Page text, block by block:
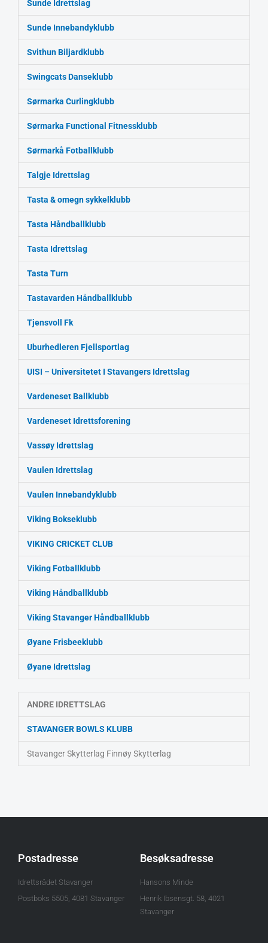
Sunde Idrettslag
Sunde Innebandyklubb
Svithun Biljardklubb
Swingcats Danseklubb
Sørmarka Curlingklubb
Sørmarka Functional Fitnessklubb
Sørmarkå Fotballklubb
Talgje Idrettslag
Tasta & omegn sykkelklubb
Tasta Håndballklubb
Tasta Idrettslag
Tasta Turn
Tastavarden Håndballklubb
Tjensvoll Fk
Uburhedleren Fjellsportlag
UISI – Universitetet I Stavangers Idrettslag
Vardeneset Ballklubb
Vardeneset Idrettsforening
Vassøy Idrettslag
Vaulen Idrettslag
Vaulen Innebandyklubb
Viking Bokseklubb
VIKING CRICKET CLUB
Viking Fotballklubb
Viking Håndballklubb
Viking Stavanger Håndballklubb
Øyane Frisbeeklubb
Øyane Idrettslag
ANDRE IDRETTSLAG
STAVANGER BOWLS KLUBB
Stavanger Skytterlag Finnøy Skytterlag
Postadresse
Idrettsrådet Stavanger
Postboks 5505, 4081 Stavanger
Besøksadresse
Hansons Minde
Henrik Ibsensgt. 58, 4021
Stavanger